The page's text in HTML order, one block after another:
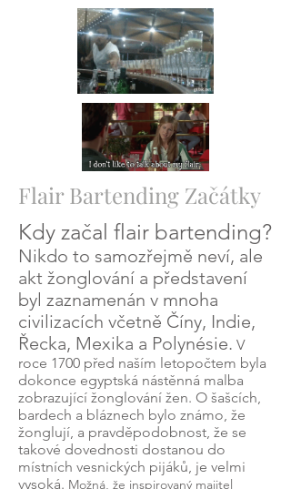
Flair Bartending Začátky
Kdy začal flair bartending?
Nikdo to samozřejmě neví, ale
akt žonglování a představení
byl zaznamenán v mnoha
civilizacích včetně Číny, Indie,
Řecka, Mexika a Polynésie. V
roce 1700 před naším letopočtem byla
dokonce egyptská nástěnná malba
zobrazující žonglování žen. O šašcích,
bardech a bláznech bylo známo, že
žonglují, a pravděpodobnost, že se
takové dovednosti dostanou do
místních vesnických pijáků, je velmi
vysoká. Možná, že inspirovaný majitel